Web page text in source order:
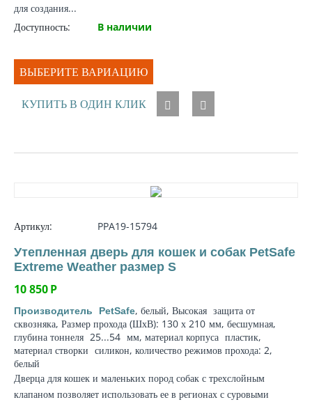
для создания...
Доступность:
В наличии
ВЫБЕРИТЕ ВАРИАЦИЮ
КУПИТЬ В ОДИН КЛИК
Артикул: PPA19-15794
Утепленная дверь для кошек и собак PetSafe
Extreme Weather размер S
10 850Р
Производитель PetSafe, белый, Высокая защита от
сквозняка, Размер прохода (ШхВ): 130 х 210 мм, бесшумная,
глубина тоннеля 25...54 мм, материал корпуса пластик,
материал створки силикон, количество режимов прохода: 2,
белый
Дверца для кошек и маленьких пород собак с трехслойным
клапаном позволяет использовать ее в регионах с суровыми